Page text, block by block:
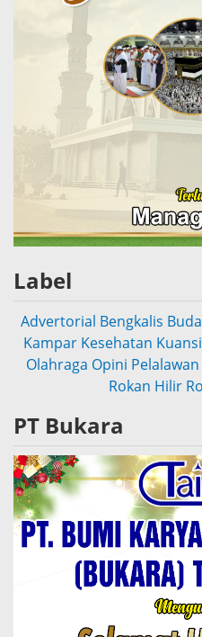
Label
Advertorial Bengkalis
Kampar Kesehatan
Olahraga Opini Pelalawan
Rokan Hilir
PT Bukara